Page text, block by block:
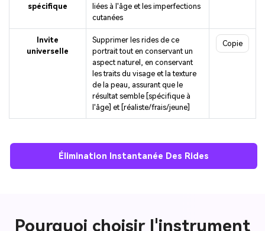
spécifique
liées à l'âge et les imperfections
cutanées
Invite
universelle
Supprimer les rides de ce
portrait tout en conservant un
aspect naturel, en conservant
les traits du visage et la texture
de la peau, assurant que le
résultat semble [spécifique à
l'âge] et [réaliste/frais/jeune]
Copie
Élimination Instantanée Des Rides
Pourquoi choisir l'instrument